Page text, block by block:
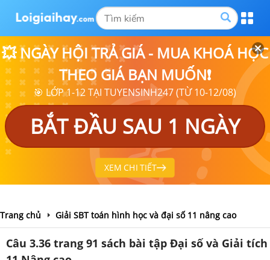
💥 NGÀY HỘI TRẢ GIÁ - MUA KHOÁ HỌC
THEO GIÁ BẠN MUỐN❗
🎯 LỚP 1-12 TẠI TUYENSINH247 (TỪ 10-12/08)
BẮT ĐẦU SAU 1 NGÀY
XEM CHI TIẾT
Trang chủ Giải SBT toán hình học và đại số 11 nâng cao
Câu 3.36 trang 91 sách bài tập Đại số và Giải tích